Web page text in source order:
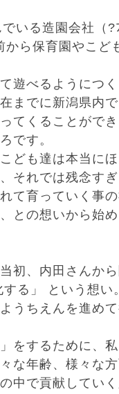
いる造園会社（?
から保育園やこど
遊べるようにつ
までに新潟県内
てくることがで
です。
ども達は本当に
それでは残念す
て育っていく事
との想いから始
初、内田さんか
る」 という想い
うちえんを進め
をするために、
な年齢、様々な
中で貢献してい